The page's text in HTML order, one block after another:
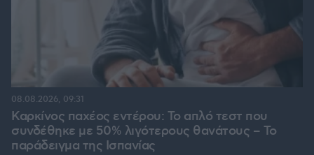
Καρκίνος παχέος εντέρου: Το απλό τεστ που
συνδέθηκε με 50% λιγότερους θανάτους – Το
παράδειγμα της Ισπανίας
08.08.2026, 09:31